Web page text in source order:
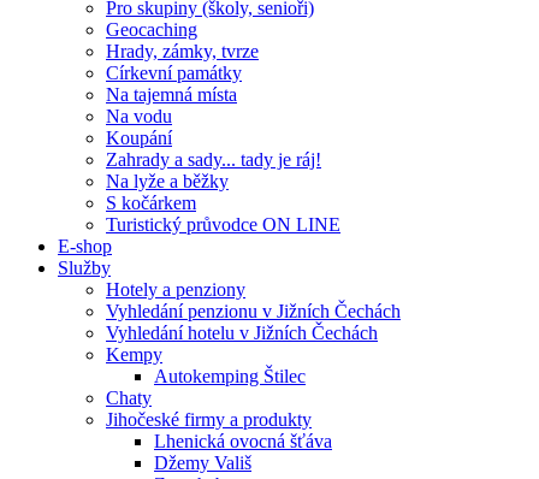
Pro skupiny (školy, senioři)
Geocaching
Hrady, zámky, tvrze
Církevní památky
Na tajemná místa
Na vodu
Koupání
Zahrady a sady... tady je ráj!
Na lyže a běžky
S kočárkem
Turistický průvodce ON LINE
E-shop
Služby
Hotely a penziony
Vyhledání penzionu v Jižních Čechách
Vyhledání hotelu v Jižních Čechách
Kempy
Autokemping Štilec
Chaty
Jihočeské firmy a produkty
Lhenická ovocná šťáva
Džemy Vališ